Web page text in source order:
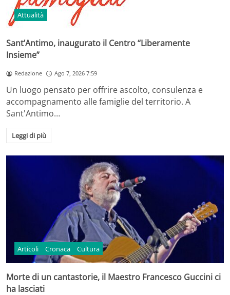
Attualità
Sant’Antimo, inaugurato il Centro “Liberamente
Insieme”
Redazione Ago 7, 2026 7:59
Un luogo pensato per offrire ascolto, consulenza e
accompagnamento alle famiglie del territorio. A
Sant'Antimo…
Leggi di più
Articoli Cronaca Cultura
Morte di un cantastorie, il Maestro Francesco Guccini ci
ha lasciati